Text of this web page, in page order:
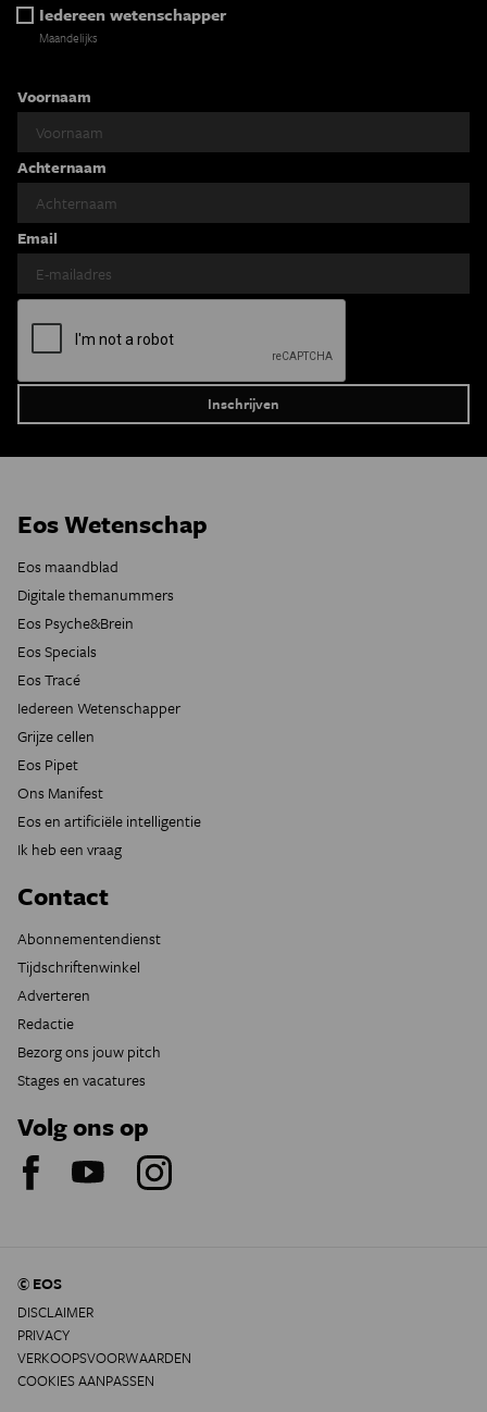
Iedereen wetenschapper
Maandelijks
Voornaam
Achternaam
Email
Eos Wetenschap
Eos maandblad
Digitale themanummers
Eos Psyche&Brein
Eos Specials
Eos Tracé
Iedereen Wetenschapper
Grijze cellen
Eos Pipet
Ons Manifest
Eos en artificiële intelligentie
Ik heb een vraag
Contact
Abonnementendienst
Tijdschriftenwinkel
Adverteren
Redactie
Bezorg ons jouw pitch
Stages en vacatures
Volg ons op
© EOS
DISCLAIMER
PRIVACY
VERKOOPSVOORWAARDEN
COOKIES AANPASSEN